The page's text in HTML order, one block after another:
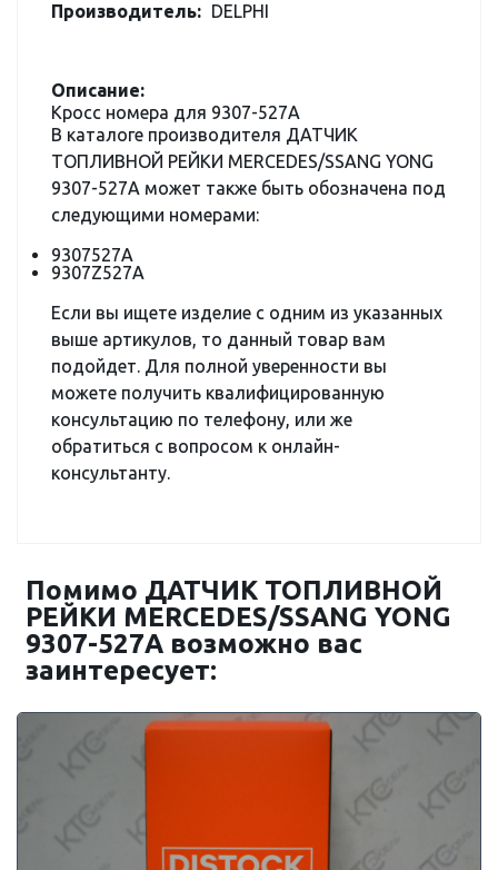
Производитель: DELPHI
Описание:
Кросс номера для 9307-527A
В каталоге производителя ДАТЧИК
ТОПЛИВНОЙ РЕЙКИ MERCEDES/SSANG YONG
9307-527A может также быть обозначена под
следующими номерами:
9307527A
9307Z527A
Если вы ищете изделие с одним из указанных
выше артикулов, то данный товар вам
подойдет. Для полной уверенности вы
можете получить квалифицированную
консультацию по телефону, или же
обратиться с вопросом к онлайн-
консультанту.
Помимо ДАТЧИК ТОПЛИВНОЙ
РЕЙКИ MERCEDES/SSANG YONG
9307-527A возможно вас
заинтересует: